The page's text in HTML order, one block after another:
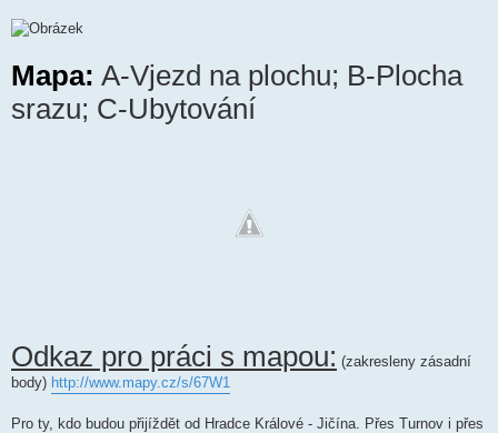
Mapa: A-Vjezd na plochu; B-Plocha
srazu; C-Ubytování
Odkaz pro práci s mapou: (zakresleny zásadní
body) http://www.mapy.cz/s/67W1
Pro ty, kdo budou přijíždět od Hradce Králové - Jičína. Přes Turnov i přes